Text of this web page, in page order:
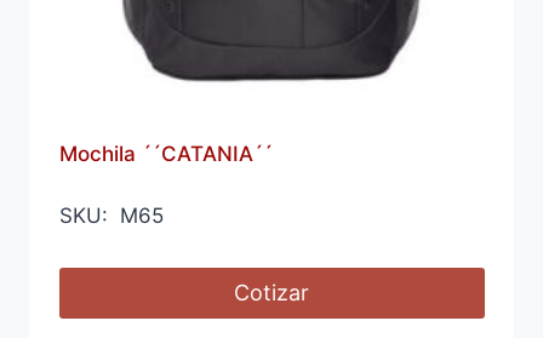
Mochila ´´CATANIA´´
SKU: M65
Cotizar